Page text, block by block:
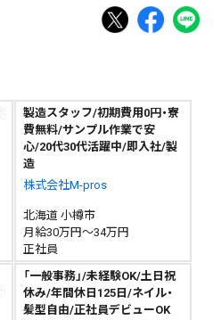
製造スタッフ/初期費用0円・寮
費無料/サンプル作業で安
心/20代30代活躍中/即入社/製
造
株式会社M-pros
北海道 小樽市
月給30万円～34万円
正社員
「一般事務」/未経験OK/土日祝
休み/年間休日125日/ネイル・
髪型自由/正社員デビューOK